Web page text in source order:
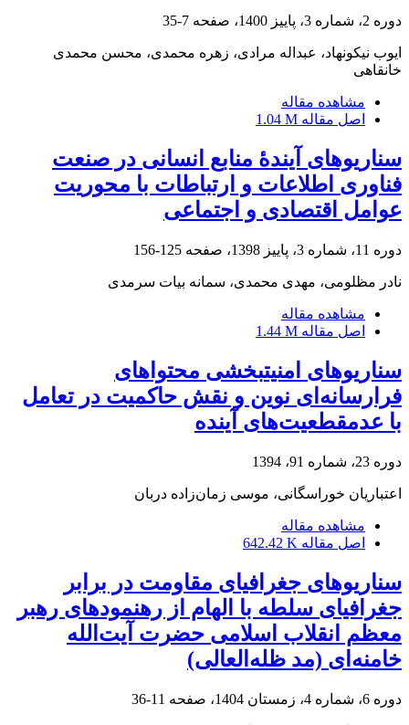
دوره 2، شماره 3، پاییز 1400، صفحه 7-35
ایوب نیکونهاد، عبداله مرادی، زهره محمدی، محسن محمدی
خانقاهی
مشاهده مقاله
اصل مقاله 1.04 M
سناریوهای آیندۀ منابع انسانی در صنعت
فناوری اطلاعات و ارتباطات با محوریت
عوامل اقتصادی و اجتماعی
دوره 11، شماره 3، پاییز 1398، صفحه 125-156
نادر مظلومی، مهدی محمدی، سمانه بیات سرمدی
مشاهده مقاله
اصل مقاله 1.44 M
سناریوهای امنیت‎بخشی محتواهای
فرارسانه‌ای نوین و نقش حاکمیت در تعامل
با عدم‎قطعیت‌های آینده
دوره 23، شماره 91، 1394
اعتباریان خوراسگانی، موسی زمان‌زاده دربان
مشاهده مقاله
اصل مقاله 642.42 K
سناریوهای جغرافیای مقاومت در برابر
جغرافیای سلطه با الهام از رهنمودهای رهبر
معظم انقلاب اسلامی حضرت آیت‌الله
خامنه‌ای (مد ظله‌العالی)
دوره 6، شماره 4، زمستان 1404، صفحه 11-36